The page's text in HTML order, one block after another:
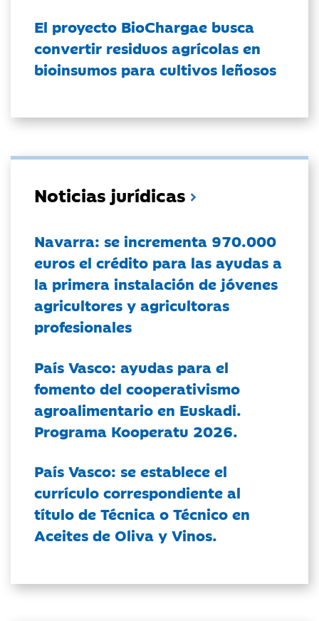
El proyecto BioChargae busca
convertir residuos agrícolas en
bioinsumos para cultivos leñosos
Noticias jurídicas
Navarra: se incrementa 970.000
euros el crédito para las ayudas a
la primera instalación de jóvenes
agricultores y agricultoras
profesionales
País Vasco: ayudas para el
fomento del cooperativismo
agroalimentario en Euskadi.
Programa Kooperatu 2026.
País Vasco: se establece el
currículo correspondiente al
título de Técnica o Técnico en
Aceites de Oliva y Vinos.